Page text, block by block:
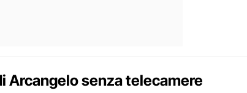
Arcangelo senza telecamere